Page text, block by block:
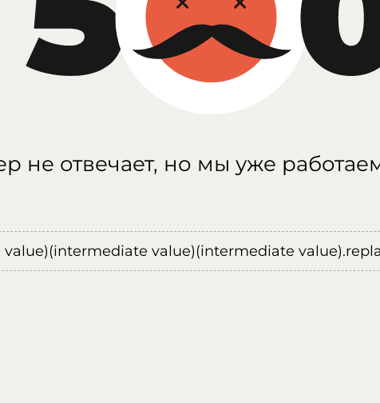
не отвечает, но мы уже
value)(intermediate value)(intermediate